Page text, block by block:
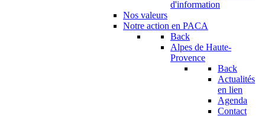
d'information
Nos valeurs
Notre action en PACA
Back
Alpes de Haute-
Provence
Back
Actualités
en lien
Agenda
Contact